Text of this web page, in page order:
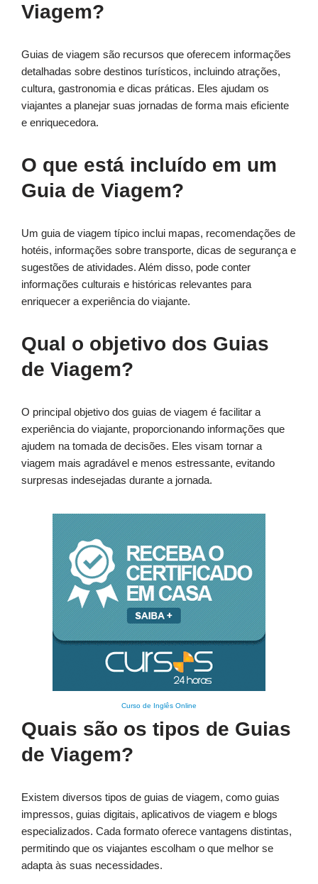
Viagem?
Guias de viagem são recursos que oferecem informações
detalhadas sobre destinos turísticos, incluindo atrações,
cultura, gastronomia e dicas práticas. Eles ajudam os
viajantes a planejar suas jornadas de forma mais eficiente
e enriquecedora.
O que está incluído em um
Guia de Viagem?
Um guia de viagem típico inclui mapas, recomendações de
hotéis, informações sobre transporte, dicas de segurança e
sugestões de atividades. Além disso, pode conter
informações culturais e históricas relevantes para
enriquecer a experiência do viajante.
Qual o objetivo dos Guias
de Viagem?
O principal objetivo dos guias de viagem é facilitar a
experiência do viajante, proporcionando informações que
ajudem na tomada de decisões. Eles visam tornar a
viagem mais agradável e menos estressante, evitando
surpresas indesejadas durante a jornada.
Curso de Inglês Online
Quais são os tipos de Guias
de Viagem?
Existem diversos tipos de guias de viagem, como guias
impressos, guias digitais, aplicativos de viagem e blogs
especializados. Cada formato oferece vantagens distintas,
permitindo que os viajantes escolham o que melhor se
adapta às suas necessidades.